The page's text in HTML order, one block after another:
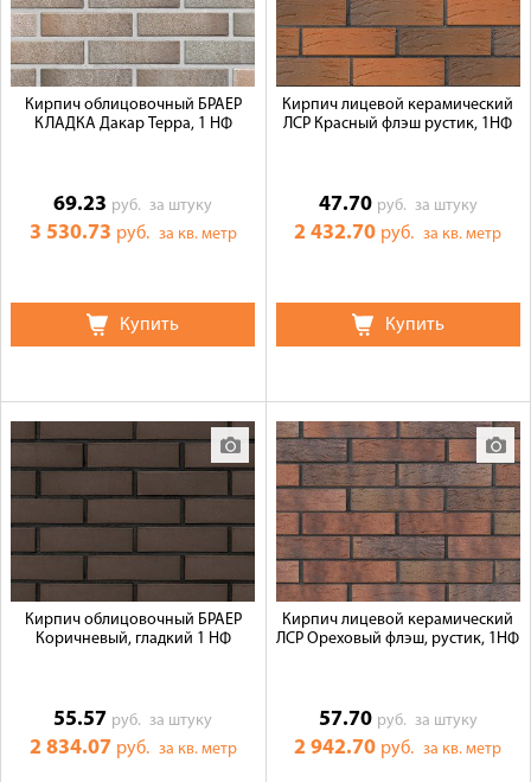
Кирпич облицовочный БРАЕР
КЛАДКА Дакар Терра, 1 НФ
69.23 руб.за штуку
3 530.73 руб. за кв. метр
Купить
Кирпич лицевой керамический
ЛСР Красный флэш рустик, 1НФ
47.70 руб. за штуку
2 432.70 руб.за кв. метр
Купить
Кирпич облицовочный БРАЕР
Коричневый, гладкий 1 НФ
55.57 руб.за штуку
2 834.07 руб. за кв. метр
Кирпич лицевой керамический
ЛСР Ореховый флэш, рустик, 1НФ
57.70 руб. за штуку
2 942.70 руб.за кв. метр